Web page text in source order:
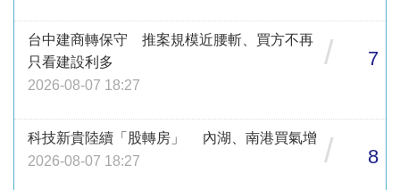
台中建商轉保守 推案規模近腰斬、買方不再
只看建設利多
2026-08-07 18:27
/ 7
科技新貴陸續「股轉房」 內湖、南港買氣增
2026-08-07 18:27
/ 8